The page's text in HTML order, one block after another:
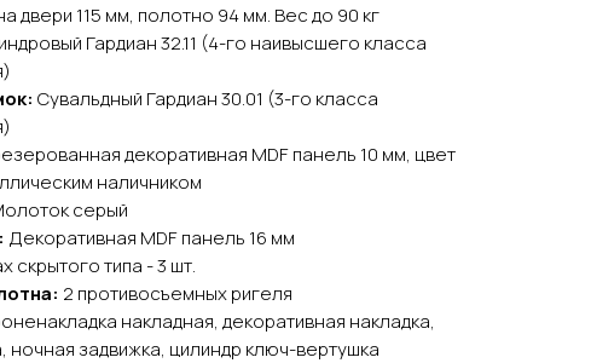
двери 115 мм, полотно 94 мм. Вес до 90 кг
Гардиан 32.11 (4-го наивысшего класса
Сувальдный Гардиан 30.01 (3-го класса
декоративная MDF панель 10 мм, цвет
наличником
серый
Декоративная MDF панель 16 мм
скрытого типа - 3 шт.
2 противосъемных ригеля
накладная, декоративная накладка,
ночная задвижка, цилиндр ключ-вертушка